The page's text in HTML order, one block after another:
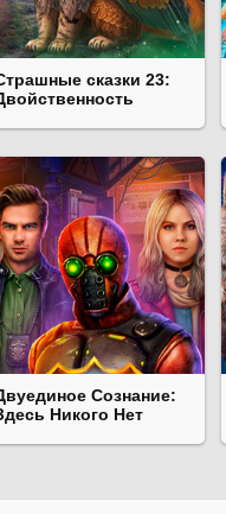
сказки 23:
Сознание:
Никого Нет